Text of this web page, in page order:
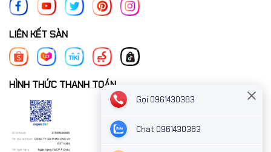
LIÊN KẾT SÀN
HÌNH THỨC THANH TOÁN
Gọi 0961430383
Chat 0961430383